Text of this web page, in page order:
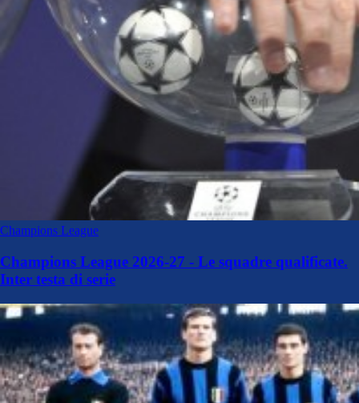
Champions League
Champions League 2026-27 - Le squadre qualificate.
Inter testa di serie